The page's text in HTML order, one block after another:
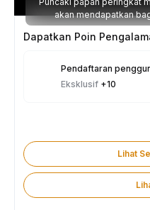
akan mendapatkan
Pendaftaran
Eksklusif +10
Lihat